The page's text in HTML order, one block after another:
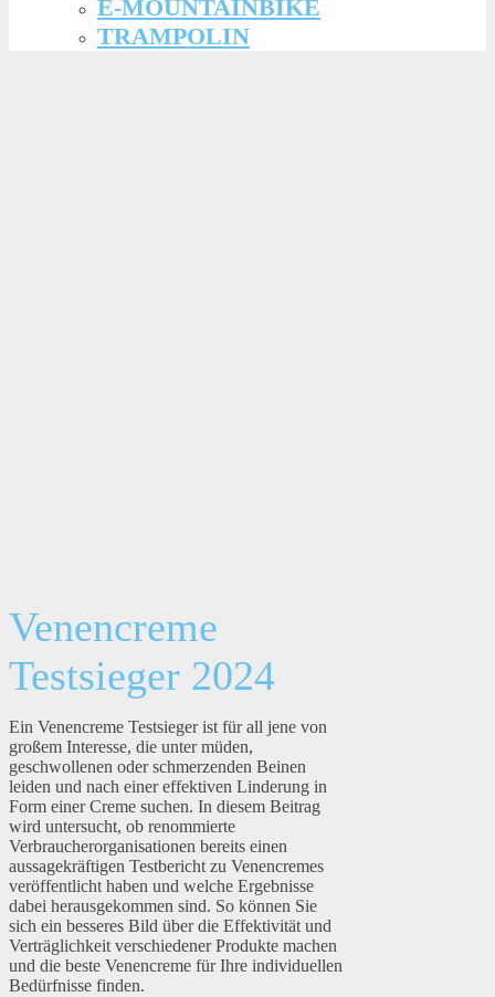
E-MOUNTAINBIKE
TRAMPOLIN
Venencreme
Testsieger 2024
Ein Venencreme Testsieger ist für all jene von
großem Interesse, die unter müden,
geschwollenen oder schmerzenden Beinen
leiden und nach einer effektiven Linderung in
Form einer Creme suchen. In diesem Beitrag
wird untersucht, ob renommierte
Verbraucherorganisationen bereits einen
aussagekräftigen Testbericht zu Venencremes
veröffentlicht haben und welche Ergebnisse
dabei herausgekommen sind. So können Sie
sich ein besseres Bild über die Effektivität und
Verträglichkeit verschiedener Produkte machen
und die beste Venencreme für Ihre individuellen
Bedürfnisse finden.